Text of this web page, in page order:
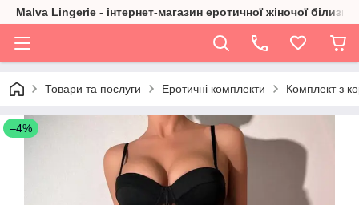
Malva Lingerie - інтернет-магазин еротичної жіночої білизни
Товари та послуги Еротичні комплекти Комплект з
–4%